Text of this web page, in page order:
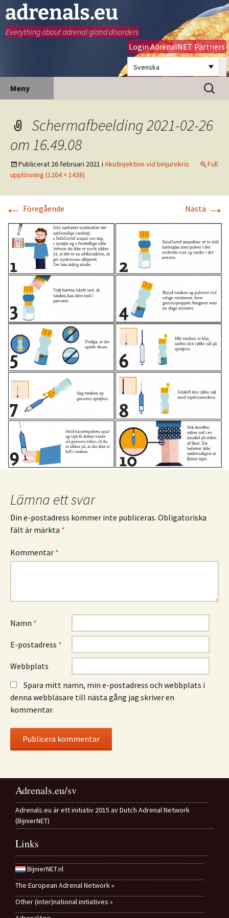
adrenals.eu
Everything about adrenal gland disorders
Login AdrenalNET Partners
Svenska
Meny
Sök
efter:
Schermafbeelding 2021-02-26
om 16.49.08
Publicerat 26 februari 2021 i Akutinjektion vid binjurekris
Full
upplösning (1264 × 1438)
← Föregående Nästa →
Lämna ett svar
Din e-postadress kommer inte publiceras. Obligatoriska
fält är märkta *
Kommentar *
Namn *
E-postadress *
Webbplats
Spara mitt namn, min e-postadress och webbplats i
denna webbläsare till nästa gång jag skriver en
kommentar.
Adrenals.eu/sv
Adrenals.eu är ett initiativ 2015 av Dutch Adrenal Network
(BijnierNET)
Links
BijnierNET.nl
The European Adrenal Network »
Other (inter)national initiatives »